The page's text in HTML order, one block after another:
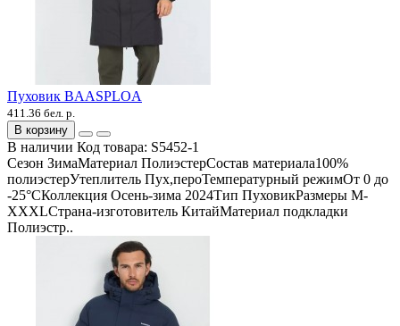
Пуховик BAASPLOA
411.36 бел. р.
В корзину
В наличии Код товара: S5452-1
Сезон ЗимаМатериал ПолиэстерСостав материала100%
полиэстерУтеплитель Пух,пероТемпературный режимОт 0 до
-25°СКоллекция Осень-зима 2024Тип ПуховикРазмеры M-
XXXLСтрана-изготовитель КитайМатериал подкладки
Полиэстр..